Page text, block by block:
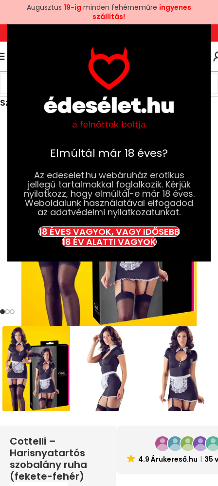
Elmúltál már 18 éves?
Az edeselet.hu webáruház erotikus
jellegű tartalmakkal foglalkozik. Kérjük
nyilatkozz, hogy elmúltál-e már 18 éves.
Weboldalunk használatával elfogadod
az adatvédelmi nyilatkozatunkat.
18 ÉVES VAGYOK, VAGY IDŐSEBB
18 ÉV ALATTI VAGYOK
Ruhák és Fehérneműk
Női Ruhák és Fehérneműk
Szexi Jelmezek és Parókák
Cottelli –
Harisnyatartós
szobalány ruha
(fekete-fehér)
4.9 Árukereső.hu 35
Augusztus 19-ig minden fehérneműre ingyenes
szállítás!